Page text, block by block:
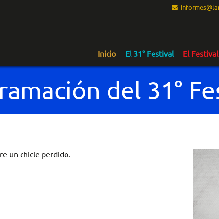
Inicio El 31° Festival El Festival
del 31°
un chicle perdido.